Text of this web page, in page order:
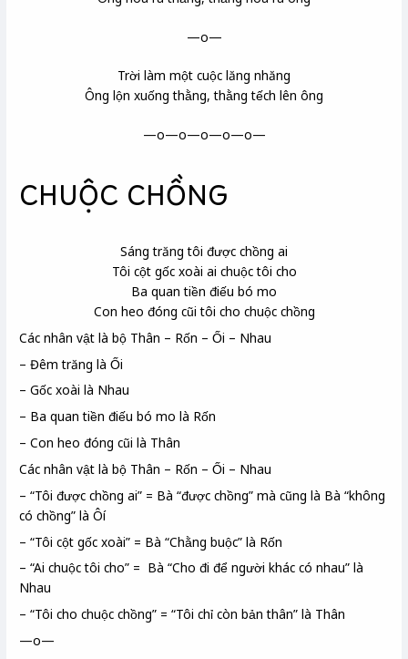
—o—
Trời làm một cuộc lăng nhăng
Ông lộn xuống thằng, thằng tếch lên ông
—o—o—o—o—o—
CHUỘC CHỒNG
Sáng trăng tôi được chồng ai
Tôi cột gốc xoài ai chuộc tôi cho
Ba quan tiền điếu bó mo
Con heo đóng cũi tôi cho chuộc chồng
Các nhân vật là bộ Thân – Rốn – Ối – Nhau
– Đêm trăng là Ối
– Gốc xoài là Nhau
– Ba quan tiền điếu bó mo là Rốn
– Con heo đóng cũi là Thân
Các nhân vật là bộ Thân – Rốn – Ối – Nhau
– “Tôi được chồng ai” = Bà “được chồng” mà cũng là Bà “không
có chồng” là Ôí
– “Tôi cột gốc xoài” = Bà “Chằng buộc” là Rốn
– “Ai chuộc tôi cho” = Bà “Cho đi để người khác có nhau” là
Nhau
– “Tôi cho chuộc chồng” = “Tôi chỉ còn bản thân” là Thân
—o—